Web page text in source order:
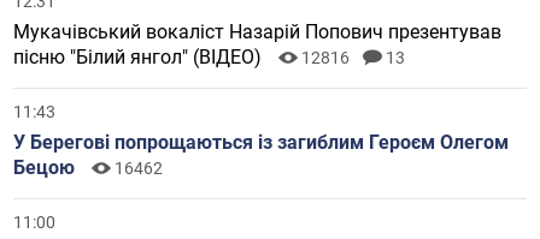
Мукачівський вокаліст Назарій Попович презентував
пісню "Білий янгол" (ВІДЕО)
12816 13
11:43
У Берегові попрощаються із загиблим Героєм Олегом
Бецою
16462
11:00